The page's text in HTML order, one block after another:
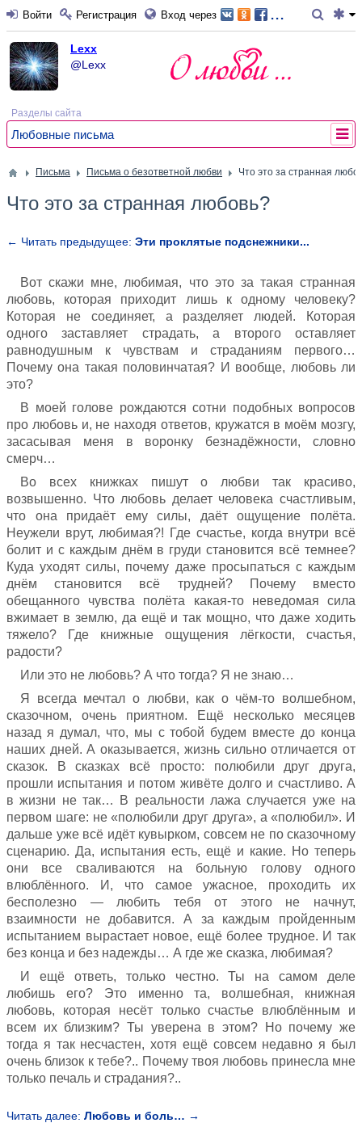
Войти Регистрация Вход через ...
Lexx
@Lexx
Разделы сайта
Любовные письма
Письма Письма о безответной любви Что это за странная
Что это за странная любовь?
← Читать предыдущее: Эти проклятые подснежники...
Вот скажи мне, любимая, что это за такая странная
любовь, которая приходит лишь к одному человеку?
Которая не соединяет, а разделяет людей. Которая
одного заставляет страдать, а второго оставляет
равнодушным к чувствам и страданиям первого…
Почему она такая половинчатая? И вообще, любовь ли
это?
В моей голове рождаются сотни подобных вопросов
про любовь и, не находя ответов, кружатся в моём мозгу,
засасывая меня в воронку безнадёжности, словно
смерч…
Во всех книжках пишут о любви так красиво,
возвышенно. Что любовь делает человека счастливым,
что она придаёт ему силы, даёт ощущение полёта.
Неужели врут, любимая?! Где счастье, когда внутри всё
болит и с каждым днём в груди становится всё темнее?
Куда уходят силы, почему даже просыпаться с каждым
днём становится всё трудней? Почему вместо
обещанного чувства полёта какая-то неведомая сила
вжимает в землю, да ещё и так мощно, что даже ходить
тяжело? Где книжные ощущения лёгкости, счастья,
радости?
Или это не любовь? А что тогда? Я не знаю…
Я всегда мечтал о любви, как о чём-то волшебном,
сказочном, очень приятном. Ещё несколько месяцев
назад я думал, что, мы с тобой будем вместе до конца
наших дней. А оказывается, жизнь сильно отличается от
сказок. В сказках всё просто: полюбили друг друга,
прошли испытания и потом живёте долго и счастливо. А
в жизни не так… В реальности лажа случается уже на
первом шаге: не «полюбили друг друга», а «полюбил». И
дальше уже всё идёт кувырком, совсем не по сказочному
сценарию. Да, испытания есть, ещё и какие. Но теперь
они все сваливаются на больную голову одного
влюблённого. И, что самое ужасное, проходить их
бесполезно — любить тебя от этого не начнут,
взаимности не добавится. А за каждым пройденным
испытанием вырастает новое, ещё более трудное. И так
без конца и без надежды… А где же сказка, любимая?
И ещё ответь, только честно. Ты на самом деле
любишь его? Это именно та, волшебная, книжная
любовь, которая несёт только счастье влюблённым и
всем их близким? Ты уверена в этом? Но почему же
тогда я так несчастен, хотя ещё совсем недавно я был
очень близок к тебе?.. Почему твоя любовь принесла мне
только печаль и страдания?..
Читать далее: Любовь и боль… →